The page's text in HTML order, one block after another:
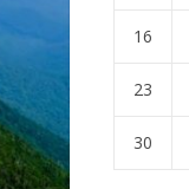
16
23
30